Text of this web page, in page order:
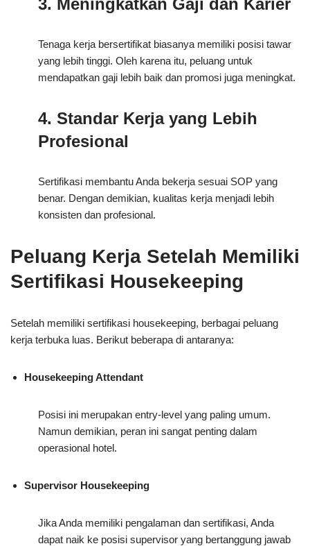
Tenaga kerja bersertifikat biasanya memiliki posisi tawar
yang lebih tinggi. Oleh karena itu, peluang untuk
mendapatkan gaji lebih baik dan promosi juga meningkat.
4. Standar Kerja yang Lebih
Profesional
Sertifikasi membantu Anda bekerja sesuai SOP yang
benar. Dengan demikian, kualitas kerja menjadi lebih
konsisten dan profesional.
Peluang Kerja Setelah Memiliki
Sertifikasi Housekeeping
Setelah memiliki sertifikasi housekeeping, berbagai peluang
kerja terbuka luas. Berikut beberapa di antaranya:
Housekeeping Attendant
Posisi ini merupakan entry-level yang paling umum.
Namun demikian, peran ini sangat penting dalam
operasional hotel.
Supervisor Housekeeping
Jika Anda memiliki pengalaman dan sertifikasi, Anda
dapat naik ke posisi supervisor yang bertanggung jawab